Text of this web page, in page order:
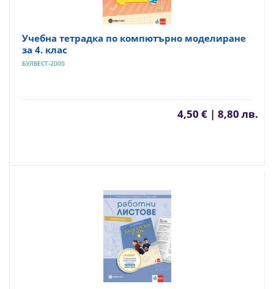
Учебна тетрадка по компютърно моделиране
за 4. клас
БУЛВЕСТ-2000
4,50 € | 8,80 лв.